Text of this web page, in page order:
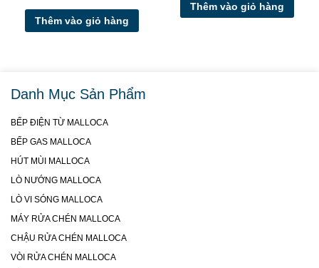
Thêm vào giỏ hàng
Thêm vào giỏ hàng
Danh Mục Sản Phẩm
BẾP ĐIỆN TỪ MALLOCA
BẾP GAS MALLOCA
HÚT MÙI MALLOCA
LÒ NƯỚNG MALLOCA
LÒ VI SÓNG MALLOCA
MÁY RỬA CHÉN MALLOCA
CHẬU RỬA CHÉN MALLOCA
VÒI RỬA CHÉN MALLOCA